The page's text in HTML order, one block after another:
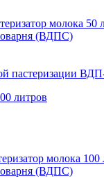
молока
(ВДПС)
пастеризации
литров
молока
(ВДПС)